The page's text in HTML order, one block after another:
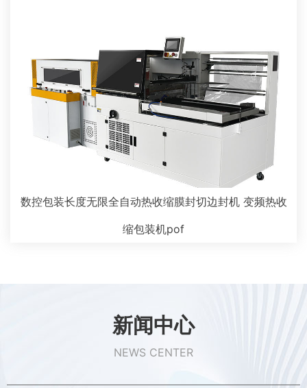
数控包装长度无限全自动热收缩膜封切边封机 变频热收
缩包装机pof
新闻中心
NEWS CENTER